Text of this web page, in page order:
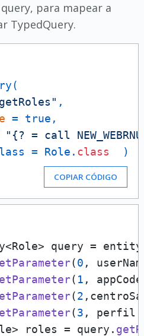
para mapear a
TypedQuery.
,
= true,
"{? = call
= Role.
class )
COPIAR CÓDIGO
query =
(0 ,
( 1 ,
(2
(3 ,
roles = query.